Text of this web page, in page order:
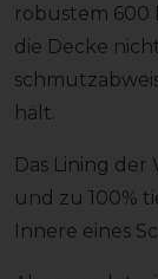
robustem 600
die Decke
hält.
Das Lining der
und zu 100%
Innere eines